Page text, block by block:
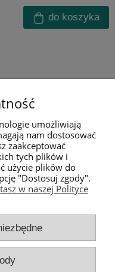
do koszyka
umożliwiają
nam dostosować
zaakceptować
tych plików i
użycie plików do
"Dostosuj zgody".
w naszej Polityce